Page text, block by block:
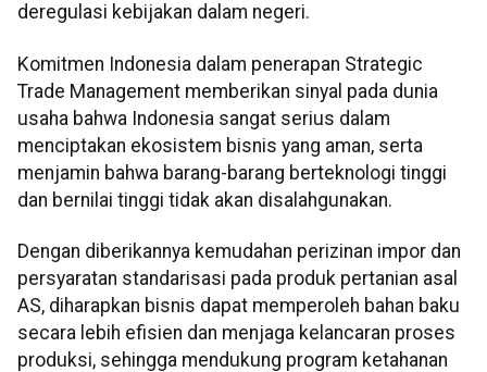
deregulasi kebijakan dalam negeri.
Komitmen Indonesia dalam penerapan Strategic
Trade Management memberikan sinyal pada dunia
usaha bahwa Indonesia sangat serius dalam
menciptakan ekosistem bisnis yang aman, serta
menjamin bahwa barang-barang berteknologi tinggi
dan bernilai tinggi tidak akan disalahgunakan.
Dengan diberikannya kemudahan perizinan impor dan
persyaratan standarisasi pada produk pertanian asal
AS, diharapkan bisnis dapat memperoleh bahan baku
secara lebih efisien dan menjaga kelancaran proses
produksi, sehingga mendukung program ketahanan